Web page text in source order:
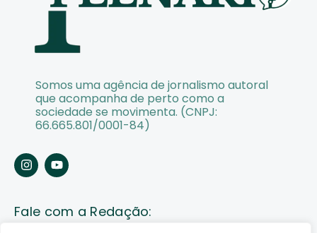
Somos uma agência de jornalismo autoral
que acompanha de perto como a
sociedade se movimenta. (CNPJ:
66.665.801/0001-84)
Fale com a Redação: